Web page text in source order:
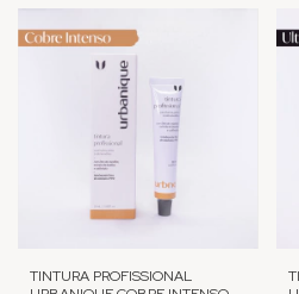
TINTURA PROFISSIONAL